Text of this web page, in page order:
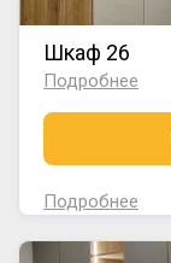
Шкаф 26
Подробнее
Подробнее